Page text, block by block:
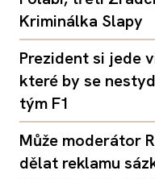
Kriminálka Slapy
Prezident si jede
které by se
tým F1
Může moderátor
dělat reklamu